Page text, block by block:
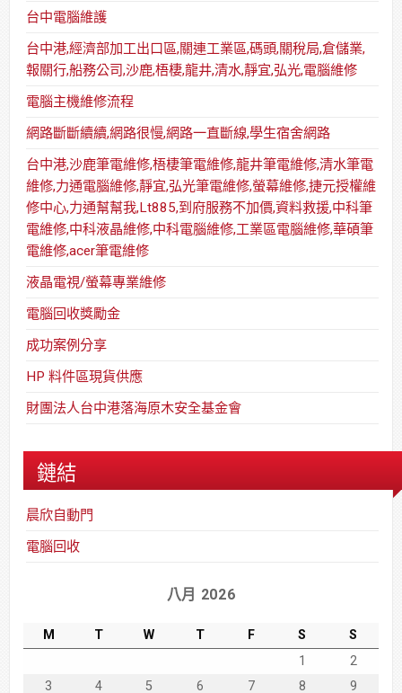
台中電腦維護
台中港,經濟部加工出口區,關連工業區,碼頭,關稅局,倉儲業,
報關行,船務公司,沙鹿,梧棲,龍井,清水,靜宜,弘光,電腦維修
電腦主機維修流程
網路斷斷續續,網路很慢,網路一直斷線,學生宿舍網路
台中港,沙鹿筆電維修,梧棲筆電維修,龍井筆電維修,清水筆電
維修,力通電腦維修,靜宜,弘光筆電維修,螢幕維修,捷元授權維
修中心,力通幫幫我,Lt885,到府服務不加價,資料救援,中科筆
電維修,中科液晶維修,中科電腦維修,工業區電腦維修,華碩筆
電維修,acer筆電維修
液晶電視/螢幕專業維修
電腦回收獎勵金
成功案例分享
HP 料件區現貨供應
財團法人台中港落海原木安全基金會
鏈結
晨欣自動門
電腦回收
八月 2026
M T W T F S
S
1
2
3
4 5 6 7 8 9